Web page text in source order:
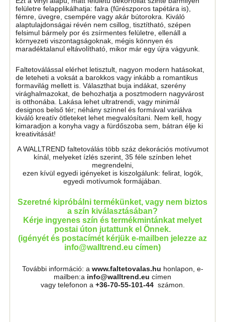
felületre felapplikálhatja: falra (fűrészporos tapétára is),
fémre, üvegre, csempére vagy akár bútorokra. Kiváló
alaptulajdonságai révén nem csillog, tisztítható, szépen
felsimul bármely por és zsírmentes felületre, ellenáll a
környezeti viszontagságoknak, mégis könnyen és
maradéktalanul eltávolítható, mikor már egy újra vágyunk.
Faltetoválással elérhet letisztult, nagyon modern hatásokat,
de leteheti a voksát a barokkos vagy inkább a romantikus
formavilág mellett is. Választhat buja indákat, szerény
virághalmazokat, de behozhatja a posztmodern nagyvárost
is otthonába. Lakása lehet ultratrendi, vagy minimál
designos belső tér; néhány színnel és formával variálva
kiváló kreatív ötleteket lehet megvalósítani. Nem kell, hogy
kimaradjon a konyha vagy a fürdőszoba sem, bátran élje ki
kreativitását!
A WALLTREND faltetoválás több száz dekorációs motívumot
kínál, melyeket ízlés szerint, 35 féle színben lehet
megrendelni,
ezen kívül egyedi igényeket is kiszolgálunk: felirat, logók,
egyedi motívumok formájában.
Szeretné kipróbálni termékünket, vagy nem biztos
a szín kiválasztásában?
Kérje ingyenes szín és termékmintánkat melyet
postai úton jutattunk el Önnek.
(igényét és postacímét kérjük e-mailben jelezze az
info@walltrend.eu címen)
További információ: a www.faltetovalas.hu honlapon, e-
mailben:a info@walltrend.eu címen
vagy telefonon a +36-70-55-101-44 számon.